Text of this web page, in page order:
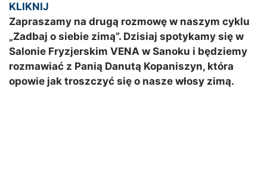
KLIKNIJ
Zapraszamy na drugą rozmowę w naszym cyklu
„Zadbaj o siebie zimą”. Dzisiaj spotykamy się w
Salonie Fryzjerskim VENA w Sanoku i będziemy
rozmawiać z Panią Danutą Kopaniszyn, która
opowie jak troszczyć się o nasze włosy zimą.